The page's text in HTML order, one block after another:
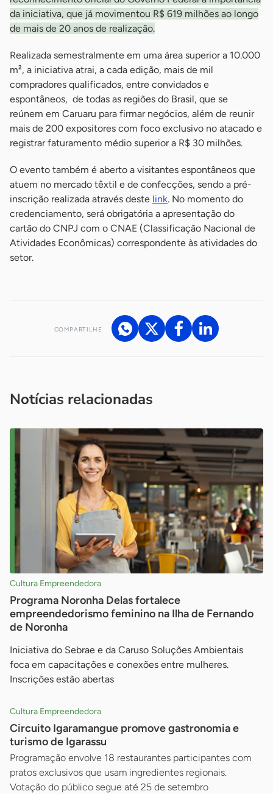
da iniciativa, que já movimentou R$ 619 milhões ao longo
de mais de 20 anos de realização.
Realizada semestralmente em uma área superior a 10.000
m², a iniciativa atrai, a cada edição, mais de mil
compradores qualificados, entre convidados e
espontâneos, de todas as regiões do Brasil, que se
reúnem em Caruaru para firmar negócios, além de reunir
mais de 200 expositores com foco exclusivo no atacado e
registrar faturamento médio superior a R$ 30 milhões.
O evento também é aberto a visitantes espontâneos que
atuem no mercado têxtil e de confecções, sendo a pré-
inscrição realizada através deste link. No momento do
credenciamento, será obrigatória a apresentação do
cartão do CNPJ com o CNAE (Classificação Nacional de
Atividades Econômicas) correspondente às atividades do
setor.
COMPARTILHE
Notícias relacionadas
Cultura Empreendedora
Programa Noronha Delas fortalece
empreendedorismo feminino na Ilha de Fernando
de Noronha
Iniciativa do Sebrae e da Caruso Soluções Ambientais
foca em capacitações e conexões entre mulheres.
Inscrições estão abertas
Cultura Empreendedora
Circuito Igaramangue promove gastronomia e
turismo de Igarassu
Programação envolve 18 restaurantes participantes com
pratos exclusivos que usam ingredientes regionais.
Votação do público segue até 25 de setembro